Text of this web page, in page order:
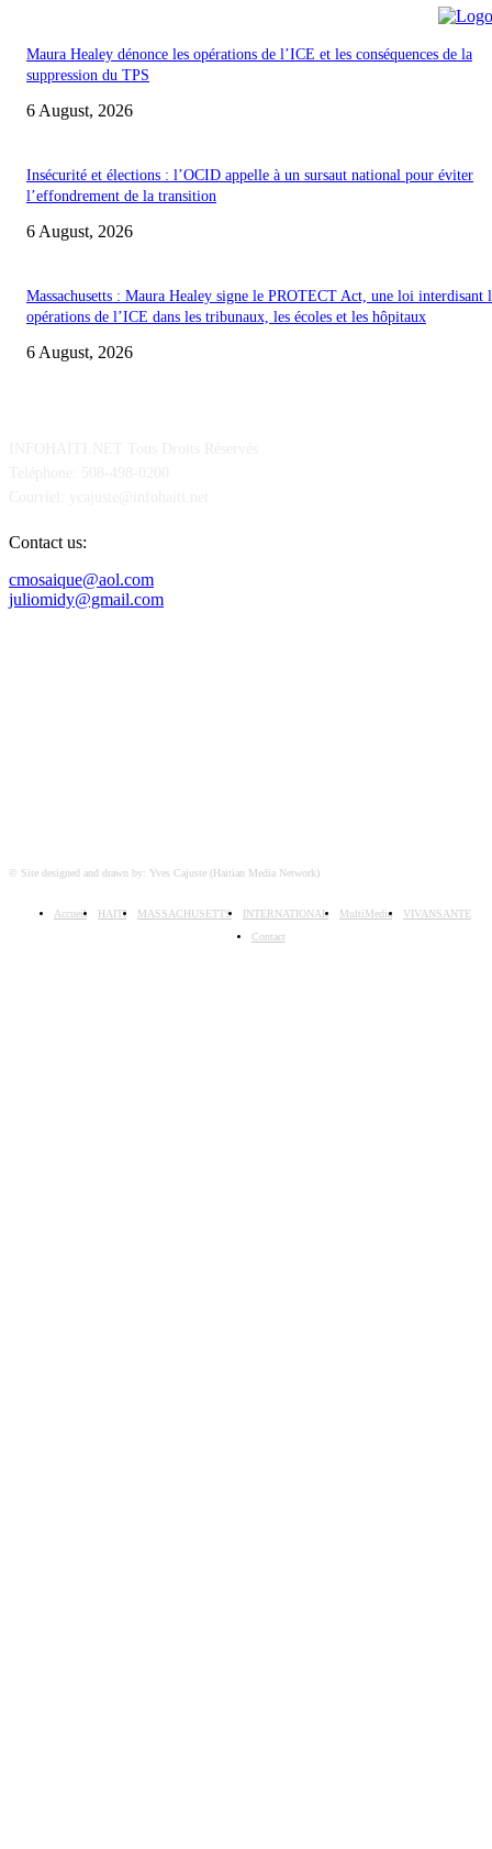
Maura Healey dénonce les opérations de l’ICE et les conséquences de la
suppression du TPS
6 August, 2026
Insécurité et élections : l’OCID appelle à un sursaut national pour éviter
l’effondrement de la transition
6 August, 2026
Massachusetts : Maura Healey signe le PROTECT Act, une loi interdisant
opérations de l’ICE dans les tribunaux, les écoles et les hôpitaux
6 August, 2026
Contact us:
cmosaique@aol.com
juliomidy@gmail.com
© Site designed and drawn by: Yves Cajuste (Haitian Media Network)
Accueil HAITI MASSACHUSETTS INTERNATIONAL MultiMedia
VIVANSANTE
Contact